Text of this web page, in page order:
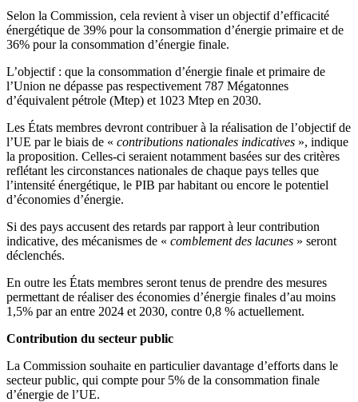
Selon la Commission, cela revient à viser un objectif d’efficacité
énergétique de 39% pour la consommation d’énergie primaire et de
36% pour la consommation d’énergie finale.
L’objectif : que la consommation d’énergie finale et primaire de
l’Union ne dépasse pas respectivement 787 Mégatonnes
d’équivalent pétrole (Mtep) et 1023 Mtep en 2030.
Les États membres devront contribuer à la réalisation de l’objectif de
l’UE par le biais de « contributions nationales indicatives », indique
la proposition. Celles-ci seraient notamment basées sur des critères
reflétant les circonstances nationales de chaque pays telles que
l’intensité énergétique, le PIB par habitant ou encore le potentiel
d’économies d’énergie.
Si des pays accusent des retards par rapport à leur contribution
indicative, des mécanismes de « comblement des lacunes » seront
déclenchés.
En outre les États membres seront tenus de prendre des mesures
permettant de réaliser des économies d’énergie finales d’au moins
1,5% par an entre 2024 et 2030, contre 0,8 % actuellement.
Contribution du secteur public
La Commission souhaite en particulier davantage d’efforts dans le
secteur public, qui compte pour 5% de la consommation finale
d’énergie de l’UE.